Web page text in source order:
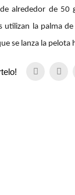
alrededor de 50
utilizan la palma
se lanza la